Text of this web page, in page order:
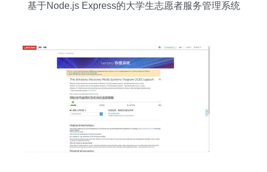
基于Node.js Express的大学生志愿者服务管理系统